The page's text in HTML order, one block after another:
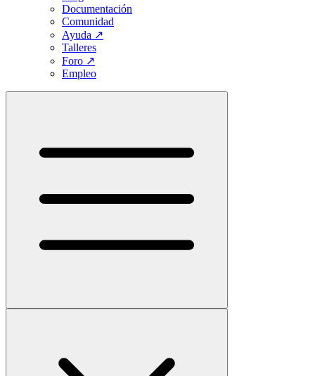
Documentación
Comunidad
Ayuda ↗
Talleres
Foro ↗
Empleo